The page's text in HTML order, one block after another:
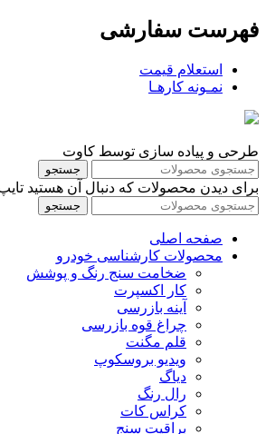
فهرست سفارشی
استعلام قیمت
نمـونه کارهـا
طرحی و پیاده سازی توسط کاوت
جستجو
برای دیدن محصولات که دنبال آن هستید
جستجو
صفحه اصلی
محصولات کارشناسی خودرو
ضخامت سنج رنگ و پوشش
کار اکسپرت
آینه بازرسی
چراغ قوه بازرسی
قلم مگنت
ویدیو بروسکوپ
دیاگ
رال رنگ
کراس کات
براقیت سنج